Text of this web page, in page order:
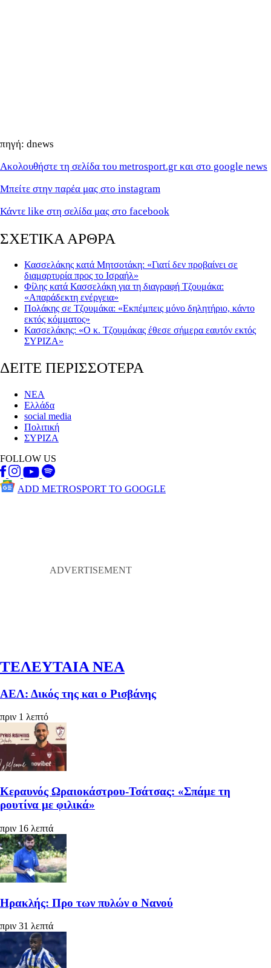
πηγή: dnews
Ακολουθήστε τη σελίδα του metrosport.gr και στο google news
Μπείτε στην παρέα μας στο instagram
Κάντε like στη σελίδα μας στο facebook
ΣΧΕΤΙΚΑ ΑΡΘΡΑ
Κασσελάκης κατά Μητσοτάκη: «Γιατί δεν προβαίνει σε
διαμαρτυρία προς το Ισραήλ»
Φίλης κατά Κασσελάκη για τη διαγραφή Τζουμάκα:
«Απαράδεκτη ενέργεια»
Πολάκης σε Τζουμάκα: «Εκπέμπεις μόνο δηλητήριο, κάντο
εκτός κόμματος»
Κασσελάκης: «Ο κ. Τζουμάκας έθεσε σήμερα εαυτόν εκτός
ΣΥΡΙΖΑ»
ΔΕΙΤΕ ΠΕΡΙΣΣΟΤΕΡΑ
ΝΕΑ
Ελλάδα
social media
Πολιτική
ΣΥΡΙΖΑ
FOLLOW US
ADD METROSPORT TO GOOGLE
ΤΕΛΕΥΤΑΙΑ ΝΕΑ
ΑΕΛ: Δικός της και ο Ρισβάνης
πριν 1 λεπτό
Κεραυνός Ωραιοκάστρου-Τσάτσας: «Σπάμε τη
ρουτίνα με φιλικά»
πριν 16 λεπτά
Ηρακλής: Προ των πυλών ο Νανού
πριν 31 λεπτά